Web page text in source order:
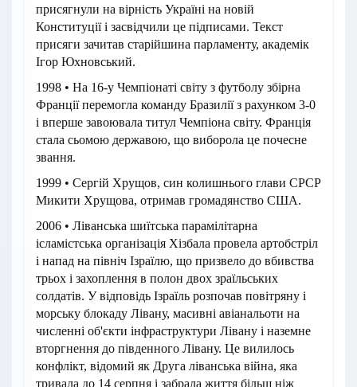
присягнули на вірність Україні на новій
Конституції і засвідчили це підписами. Текст
присяги зачитав старійшина парламенту, академік
Ігор Юхновський.
1998 • На 16-у Чемпіонаті світу з футболу збірна
Франції перемогла команду Бразилії з рахунком 3-0
і вперше завоювала титул Чемпіона світу. Франція
стала сьомою державою, що виборола це почесне
звання.
1999 • Сергій Хрущов, син колишнього глави СРСР
Микити Хрущова, отримав громадянство США.
2006 • Ліванська шиїтська парамілітарна
ісламістська організація Хізбала провела артобстріл
і напад на північ Ізраїлю, що призвело до вбивства
трьох і захоплення в полон двох зраїльських
солдатів. У відповідь Ізраїль розпочав повітряну і
морську блокаду Лівану, масивні авіанальоти на
численні об'єкти інфраструктури Лівану і наземне
вторгнення до південного Лівану. Це вилилось
конфлікт, відомий як Друга ліванська війна, яка
тривала до 14 серпня і забрала життя більш ніж